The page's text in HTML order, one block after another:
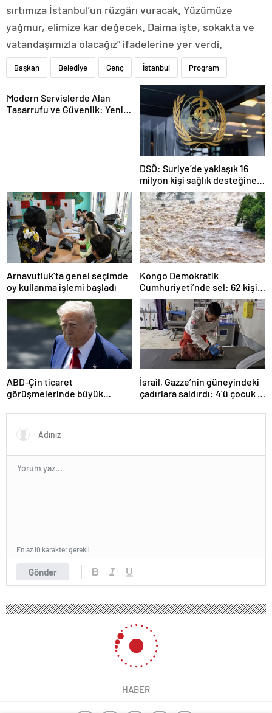
sırtımıza İstanbul’un rüzgârı vuracak. Yüzümüze
yağmur, elimize kar değecek. Daima işte, sokakta ve
vatandaşımızla olacağız” ifadelerine yer verdi.
Başkan Belediye Genç İstanbul Program
Modern Servislerde Alan
Tasarrufu ve Güvenlik: Yeni
DSÖ: Suriye’de yaklaşık 16
milyon kişi sağlık desteğine
ihtiyaç duyuyor
Arnavutluk’ta genel seçimde
oy kullanma işlemi başladı
Kongo Demokratik
Cumhuriyeti’nde sel: 62 kişi
hayatını kaybetti
ABD-Çin ticaret
görüşmelerinde büyük
İsrail, Gazze’nin güneyindeki
çadırlara saldırdı: 4’ü çocuk 8
Gönder
En az 10 karakter gerekli
HABER